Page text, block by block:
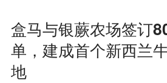
盒马与银蕨农场签订
单，建成首个新西兰
地